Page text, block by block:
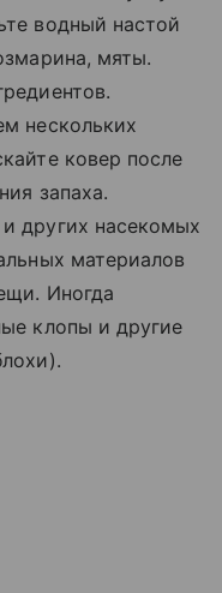
водный настой
мяты.
нескольких
ковер после
запаха.
других насекомых
материалов
Иногда
клопы и другие